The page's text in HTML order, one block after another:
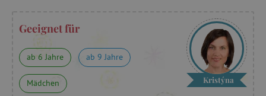
Geeignet für
ab 6 Jahre ab 9 Jahre
Mädchen Kristýna